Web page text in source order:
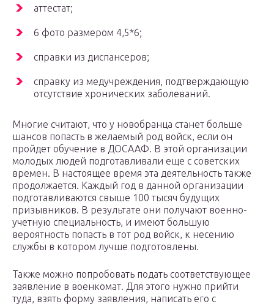
аттестат;
6 фото размером 4,5*6;
справки из диспансеров;
справку из медучреждения, подтверждающую
отсутствие хронических заболеваний.
Многие считают, что у новобранца станет больше
шансов попасть в желаемый род войск, если он
пройдет обучение в ДОСААФ. В этой организации
молодых людей подготавливали еще с советских
времен. В настоящее время эта деятельность также
продолжается. Каждый год в данной организации
подготавливаются свыше 100 тысяч будущих
призывников. В результате они получают военно-
учетную специальность, и имеют большую
вероятность попасть в тот род войск, к несению
службы в котором лучше подготовлены.
Также можно попробовать подать соответствующее
заявление в военкомат. Для этого нужно прийти
туда, взять форму заявления, написать его с